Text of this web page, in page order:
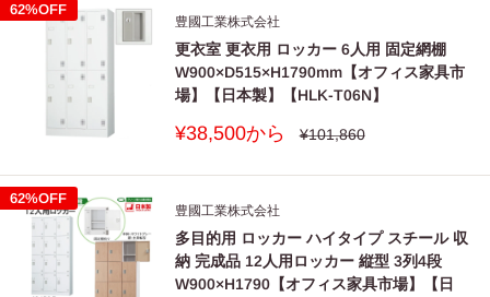
62%OFF
豊國工業株式会社
更衣室 更衣用 ロッカー 6人用 固定網棚
W900×D515×H1790mm【オフィス家具市
場】【日本製】【HLK-T06N】
販
価
¥38,500から
通
格
¥101,860
62%OFF
豊國工業株式会社
多目的用 ロッカー ハイタイプ スチール 収
納 完成品 12人用ロッカー 縦型 3列4段
W900×H1790【オフィス家具市場】【日